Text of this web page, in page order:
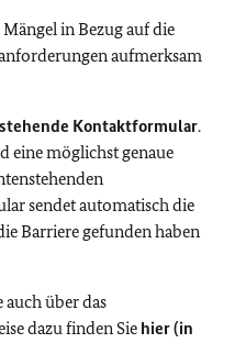
in Bezug auf die
aufmerksam
Kontaktformular.
eine möglichst genaue
sendet automatisch die
Barriere gefunden haben
auch über das
dazu finden Sie hier (in